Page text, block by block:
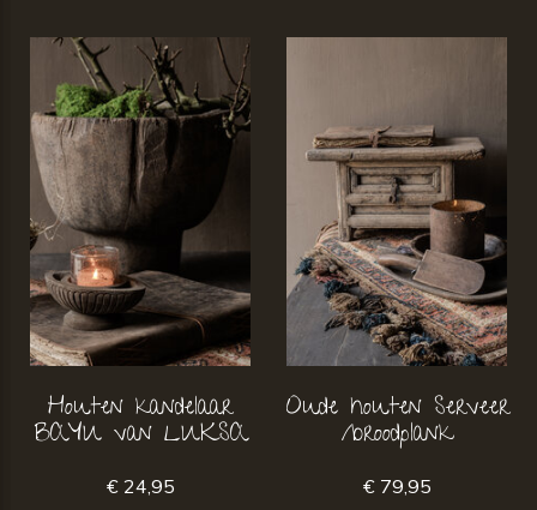
Houten kandelaar
BAYU van LUKSA
€ 24,95
Oude houten Serveer
/broodplank
€ 79,95